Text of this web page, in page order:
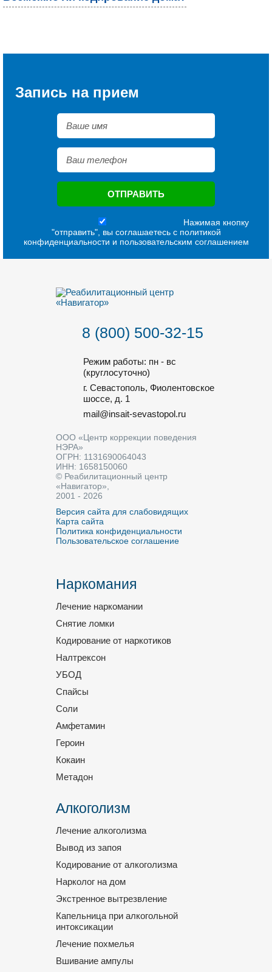
Запись на прием
Нажимая кнопку
"отправить", вы соглашаетесь с политикой
конфиденциальности и пользовательским соглашением
8 (800) 500-32-15
Режим работы: пн - вс
(круглосуточно)
г. Севастополь, Фиолентовское
шоссе, д. 1
mail@insait-sevastopol.ru
ООО «Центр коррекции поведения
НЭРА»
ОГРН: 1131690064043
ИНН: 1658150060
© Реабилитационный центр
«Навигатор»,
2001 - 2026
Версия сайта для слабовидящих
Карта сайта
Политика конфиденциальности
Пользовательское соглашение
Наркомания
Лечение наркомании
Снятие ломки
Кодирование от наркотиков
Налтрексон
УБОД
Спайсы
Соли
Амфетамин
Героин
Кокаин
Метадон
Алкоголизм
Лечение алкоголизма
Вывод из запоя
Кодирование от алкоголизма
Нарколог на дом
Экстренное вытрезвление
Капельница при алкогольной
интоксикации
Лечение похмелья
Вшивание ампулы